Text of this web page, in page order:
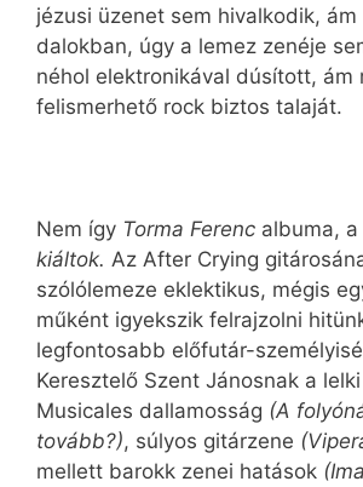
jézusi üzenet sem hivalkodik,
dalokban, úgy a lemez zenéje
néhol elektronikával dúsított, ám
felismerhető rock biztos talaját.
Nem így Torma Ferenc albuma, a
kiáltok. Az After Crying
szólólemeze eklektikus, mégis
műként igyekszik felrajzolni
legfontosabb előfutár-
Keresztelő Szent Jánosnak a
Musicales dallamosság (A
tovább?), súlyos gitárzene
mellett barokk zenei hatások